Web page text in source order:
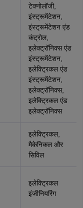
टेक्‍नोलॉजी,
इंस्ट्रूमेंटेशन,
इंस्ट्रूमेंटेशन एंड
कंट्रोल,
इलेक्ट्रॉनिक्स एंड
इंस्ट्रूमेंटेशन,
इलेक्ट्रिकल एंड
इंस्ट्रूमेंटेशन,
इलेक्ट्रॉनिक्स,
इलेक्ट्रिकल एंड
इलेक्ट्रॉनिक्स
इलेक्ट्रिकल,
मैकेनिकल और
सिविल
इलेक्ट्रिकल
इंजीनियरिंग